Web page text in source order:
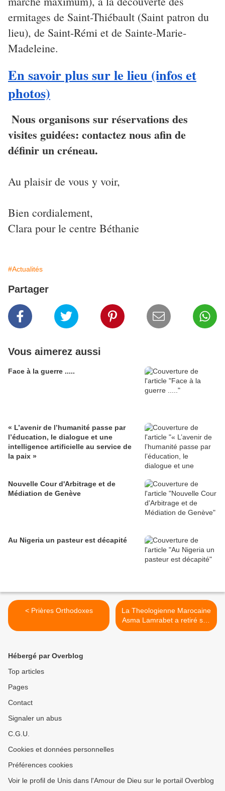
ermitages de Saint-Thiébault (Saint patron du
lieu), de Saint-Rémi et de Sainte-Marie-
Madeleine.
En savoir plus sur le lieu (infos et
photos)
Nous organisons sur réservations des
visites guidées: contactez nous afin de
définir un créneau.
Au plaisir de vous y voir,
Bien cordialement,
Clara pour le centre Béthanie
#Actualités
Partager
Vous aimerez aussi
Face à la guerre .....
« L’avenir de l’humanité passe par
l’éducation, le dialogue et une
intelligence artificielle au service de
la paix »
Nouvelle Cour d'Arbitrage et de
Médiation de Genève
Au Nigeria un pasteur est décapité
< Prières Orthodoxes
La Theologienne Marocaine
Asma Lamrabet a retiré son
voile >
Hébergé par Overblog
Top articles
Pages
Contact
Signaler un abus
C.G.U.
Cookies et données personnelles
Préférences cookies
Voir le profil de Unis dans l'Amour de Dieu sur le portail Overblog